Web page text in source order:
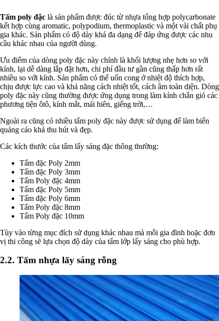
Tấm poly đặc là sản phẩm được đúc từ nhựa tổng hợp polycarbonate
kết hợp cùng aromatic, polypodium, thermoplastic và một vài chất phụ
gia khác. Sản phẩm có độ dày khá đa dạng để đáp ứng được các nhu
cầu khác nhau của người dùng.
Ưu điểm của dòng poly đặc này chính là khối lượng nhẹ hơn so với
kính, lại dễ dàng lắp đặt hơn, chi phí đầu tư gần cũng thấp hơn rất
nhiều so với kính. Sản phẩm có thể uốn cong ở nhiệt độ thích hợp,
chịu được lực cao và khả năng cách nhiệt tốt, cách âm toàn diện. Dòng
poly đặc này cũng thường được ứng dụng trong làm kính chắn gió các
phương tiện ôtô, kính mắt, mái hiên, giếng trời,…
Ngoài ra cũng có nhiều tấm poly đặc này được sử dụng để làm biển
quảng cáo khá thu hút và đẹp.
Các kích thước của tấm lấy sáng đặc thông thường:
Tấm đặc Poly 2mm
Tấm đặc Poly 3mm
Tấm Poly đặc 4mm
Tấm đặc Poly 5mm
Tấm đặc Poly 6mm
Tấm Poly đặc 8mm
Tấm Poly đặc 10mm
Tùy vào từng mục đích sử dụng khác nhau mà mỗi gia đình hoặc đơn
vị thi công sẽ lựa chọn độ dày của tấm lớp lấy sáng cho phù hợp.
2.2. Tấm nhựa lấy sáng rỗng